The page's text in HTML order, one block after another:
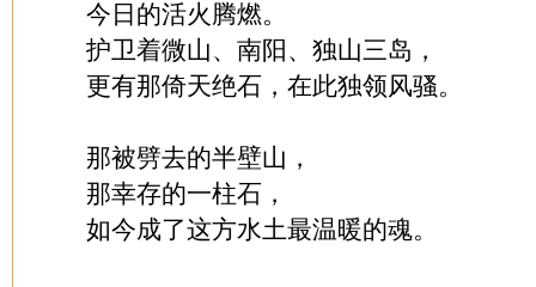
今日的活火腾燃。
护卫着微山、南阳、独山三岛，
更有那倚天绝石，在此独领风骚。
那被劈去的半壁山，
那幸存的一柱石，
如今成了这方水土最温暖的魂。